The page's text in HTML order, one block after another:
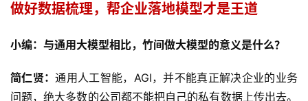
做好数据梳理，帮企业落地模型才是王道
小编：与通用大模型相比，竹间做大模型的意义是什么？
简仁贤：通用人工智能，AGI，并不能真正解决企业的业务
问题，绝大多数的公司都不能把自己的私有数据上传出去。